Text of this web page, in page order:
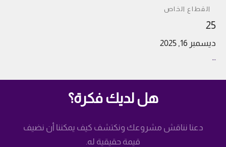
القطاع الخاص
25
ديسمبر 16, 2025
…
هل لديك فكرة؟
دعنا نناقش مشروعك ونكتشف كيف يمكننا أن نضيف
قيمة حقيقية له.